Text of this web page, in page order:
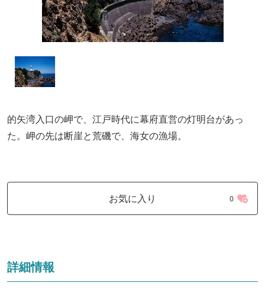
的矢湾入口の岬で、江戸時代に幕府直営の灯明台があっ
た。岬の先は断崖と荒磯で、海女の漁場。
お気に入り 0
詳細情報